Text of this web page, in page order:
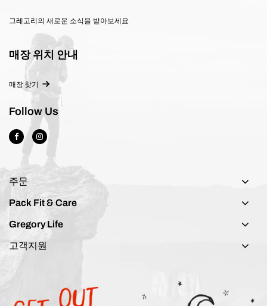
그레고리의 새로운 소식을 받아보세요
매장 위치 안내
매장 찾기
Follow Us
주문
Pack Fit & Care
Gregory Life
고객지원